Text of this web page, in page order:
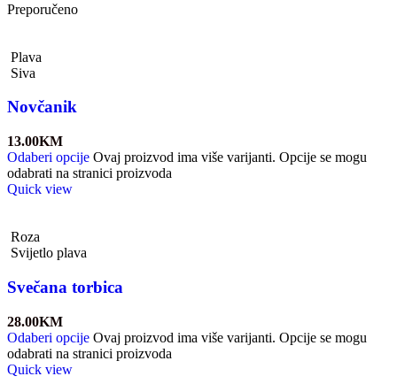
Preporučeno
Plava
Siva
Novčanik
13.00KM
Odaberi opcije Ovaj proizvod ima više varijanti. Opcije se mogu
odabrati na stranici proizvoda
Quick view
Roza
Svijetlo plava
Svečana torbica
28.00KM
Odaberi opcije Ovaj proizvod ima više varijanti. Opcije se mogu
odabrati na stranici proizvoda
Quick view